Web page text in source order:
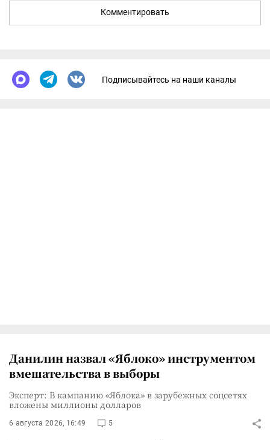
Комментировать
Подписывайтесь на наши каналы
Данилин назвал «Яблоко» инструментом
вмешательства в выборы
Эксперт: В кампанию «Яблока» в зарубежных соцсетях
вложены миллионы долларов
6 августа 2026, 16:49 5